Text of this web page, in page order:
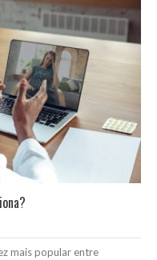
mais popular entre